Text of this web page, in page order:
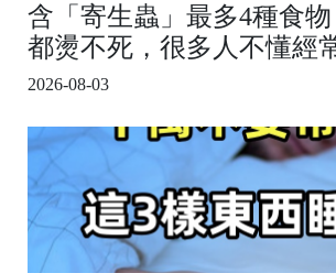
含「寄生蟲」最多4種食
都燙不死，很多人不懂經
2026-08-03